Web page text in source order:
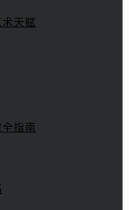
天赋
指南